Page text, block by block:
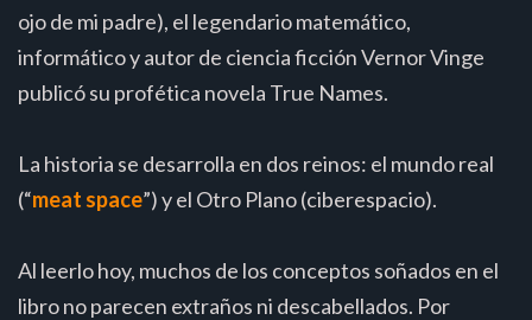
ojo de mi padre), el legendario matemático,
informático y autor de ciencia ficción Vernor Vinge
publicó su profética novela True Names.
La historia se desarrolla en dos reinos: el mundo real
(“meat space”) y el Otro Plano (ciberespacio).
Al leerlo hoy, muchos de los conceptos soñados en el
libro no parecen extraños ni descabellados. Por